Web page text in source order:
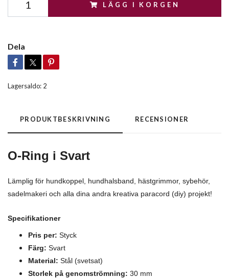
LÄGG I KORGEN
Dela
Lagersaldo: 2
PRODUKTBESKRIVNING RECENSIONER
O-Ring i Svart
Lämplig för hundkoppel, hundhalsband, hästgrimmor, sybehör,
sadelmakeri och alla dina andra kreativa paracord (diy) projekt!
Specifikationer
Pris per: Styck
Färg: Svart
Material: Stål (svetsat)
Storlek på genomströmning: 30 mm